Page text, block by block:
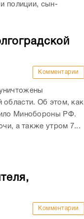
полиции, сын-
Комментарии
области. Об этом, как
Минобороны РФ.
а также утром 7...
Комментарии